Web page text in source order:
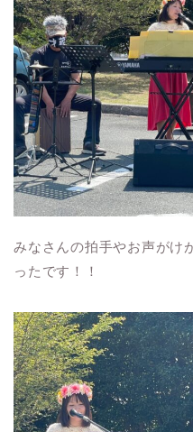
みなさんの拍手やお声がけ
ったです！！